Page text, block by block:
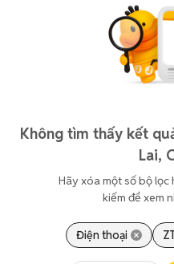
Không tìm thấy kết
Lai,
Hãy xóa một số bộ lọc
kiếm để xem
Điện thoại